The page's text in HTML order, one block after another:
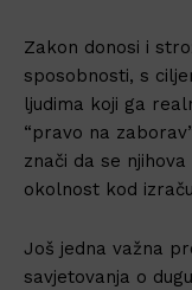
Zakon donosi i
sposobnosti, s
ljudima koji ga
“pravo na
znači da se
okolnost kod
Još jedna važna
savjetovanja o